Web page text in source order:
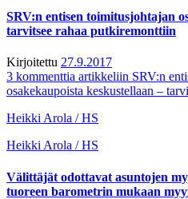
SRV:n entisen toimitusjohtajan
tarvitsee rahaa putkiremonttiin
Kirjoitettu 27.9.2017
3 kommenttia artikkeliin SRV:n
osakekaupoista keskustellaan –
Heikki Arola / HS
Heikki Arola / HS
Välittäjät odottavat asuntojen
tuoreen barometrin mukaan